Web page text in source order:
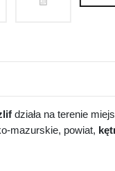
działa na terenie
mazurskie, powiat,